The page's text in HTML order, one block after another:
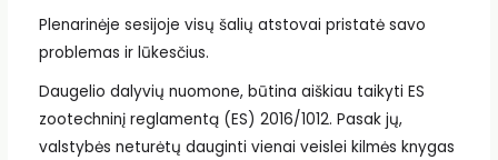
Plenarinėje sesijoje visų šalių atstovai pristatė savo
problemas ir lūkesčius.
Daugelio dalyvių nuomone, būtina aiškiau taikyti ES
zootechninį reglamentą (ES) 2016/1012. Pasak jų,
valstybės neturėtų dauginti vienai veislei kilmės knygas